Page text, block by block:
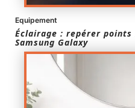
Equipement
Éclairage : repérer
Samsung Galaxy